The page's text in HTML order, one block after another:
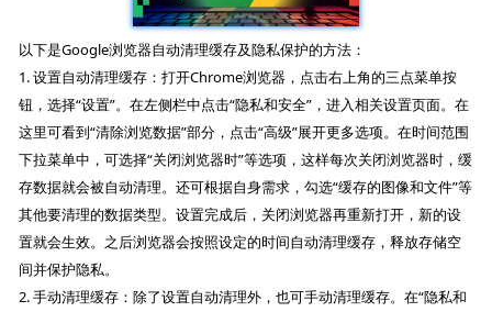
以下是Google浏览器自动清理缓存及隐私保护的方法：
1. 设置自动清理缓存：打开Chrome浏览器，点击右上角的三点菜单按
钮，选择“设置”。在左侧栏中点击“隐私和安全”，进入相关设置页面。在
这里可看到“清除浏览数据”部分，点击“高级”展开更多选项。在时间范围
下拉菜单中，可选择“关闭浏览器时”等选项，这样每次关闭浏览器时，缓
存数据就会被自动清理。还可根据自身需求，勾选“缓存的图像和文件”等
其他要清理的数据类型。设置完成后，关闭浏览器再重新打开，新的设
置就会生效。之后浏览器会按照设定的时间自动清理缓存，释放存储空
间并保护隐私。
2. 手动清理缓存：除了设置自动清理外，也可手动清理缓存。在“隐私和